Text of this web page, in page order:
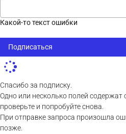
Какой-то текст ошибки
Подписаться
Спасибо за подписку.
Одно или несколько полей
проверьте и попробуйте снова.
При отправке запроса произошла
позже.